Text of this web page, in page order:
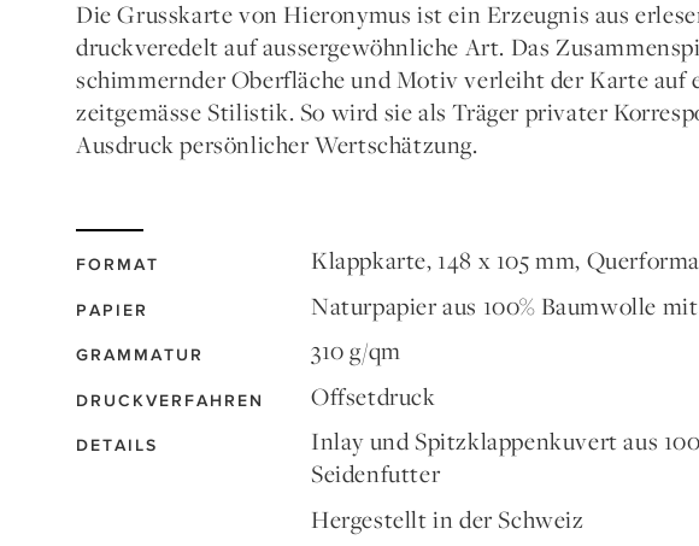
Die Grusskarte von Hieronymus ist ein Erzeugnis aus
druckveredelt auf aussergewöhnliche Art. Das
schimmernder Oberfläche und Motiv verleiht der Karte auf
zeitgemässe Stilistik. So wird sie als Träger privater
Ausdruck persönlicher Wertschätzung.
FORMAT Klappkarte, 148 x 105 mm,
PAPIER Naturpapier aus 100% Baumwolle
GRAMMATUR 310 g/qm
DRUCKVERFAHREN Offsetdruck
DETAILS
Inlay und Spitzklappenkuvert aus
Seidenfutter
Hergestellt in der Schweiz